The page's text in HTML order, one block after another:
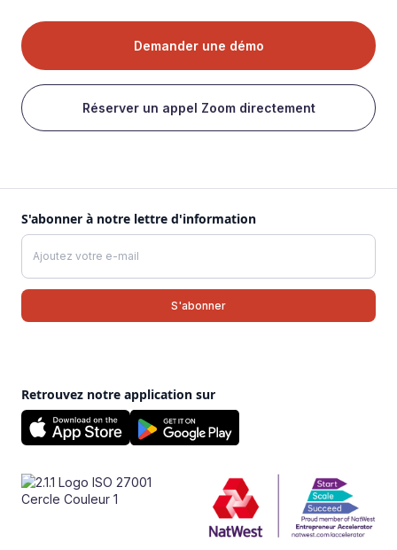
Demander une démo
Réserver un appel Zoom directement
S'abonner à notre lettre d'information
Retrouvez notre application sur